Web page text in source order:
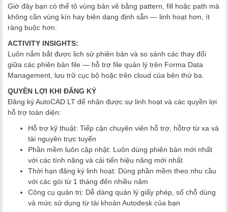
Giờ đây bạn có thể tô vùng bản vẽ bằng pattern, fill hoặc path mà
không cần vùng kín hay biên dạng định sẵn — linh hoạt hơn, ít
ràng buộc hơn.
ACTIVITY INSIGHTS:
Luôn nắm bắt được lịch sử phiên bản và so sánh các thay đổi
giữa các phiên bản file — hỗ trợ file quản lý trên Forma Data
Management, lưu trữ cục bộ hoặc trên cloud của bên thứ ba.
QUYỀN LỢI KHI ĐĂNG KÝ
Đăng ký AutoCAD LT để nhận được sự linh hoạt và các quyền lợi
hỗ trợ toàn diện:
Hỗ trợ kỹ thuật: Tiếp cận chuyên viên hỗ trợ, hỗtrợ từ xa và
tài nguyên trực tuyến
Phần mềm luôn cập nhật: Luôn dùng phiên bản mới nhất
với các tính năng và cải tiến hiệu năng mới nhất
Thời hạn đăng ký linh hoạt: Dùng phần mềm theo nhu cầu
với các gói từ 1 tháng đến nhiều năm
Công cụ quản trị: Dễ dàng quản lý giấy phép, số chỗ dùng
và mức sử dụng từ tài khoản Autodesk của bạn